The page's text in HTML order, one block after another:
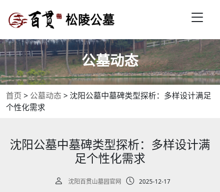
公墓动态
首页 > 公墓动态> 沈阳公墓中墓碑类型探析：多样设计满足
个性化需求
沈阳公墓中墓碑类型探析：多样设计满
足个性化需求
沈阳百贯山墓园官网 2025-12-17